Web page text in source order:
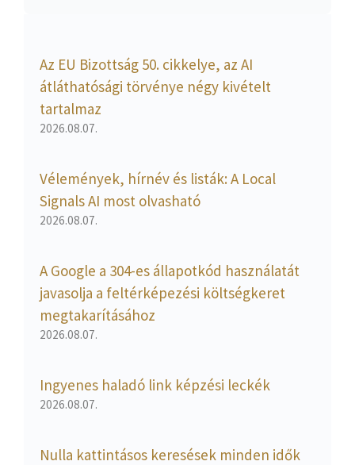
Az EU Bizottság 50. cikkelye, az AI
átláthatósági törvénye négy kivételt
tartalmaz
2026.08.07.
Vélemények, hírnév és listák: A Local
Signals AI most olvasható
2026.08.07.
A Google a 304-es állapotkód használatát
javasolja a feltérképezési költségkeret
megtakarításához
2026.08.07.
Ingyenes haladó link képzési leckék
2026.08.07.
Nulla kattintásos keresések minden idők